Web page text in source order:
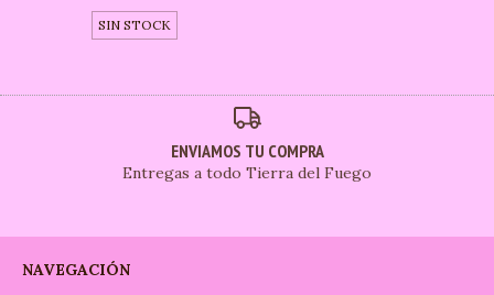
SIN STOCK
ENVIAMOS TU COMPRA
Entregas a todo Tierra del Fuego
NAVEGACIÓN